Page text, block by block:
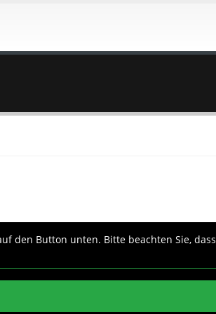
den Button unten. Bitte beachten Sie, dass